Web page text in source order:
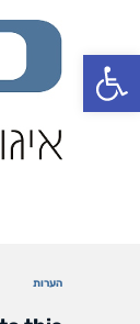
פתח סרגל נגישות
הערות